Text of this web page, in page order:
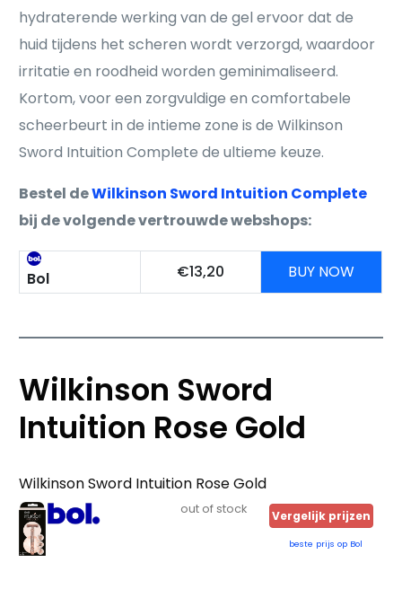
hydraterende werking van de gel ervoor dat de
huid tijdens het scheren wordt verzorgd, waardoor
irritatie en roodheid worden geminimaliseerd.
Kortom, voor een zorgvuldige en comfortabele
scheerbeurt in de intieme zone is de Wilkinson
Sword Intuition Complete de ultieme keuze.
Bestel deWilkinson Sword Intuition Complete
bij de volgende vertrouwde webshops:
Bol €13,20 BUY NOW
Wilkinson Sword
Intuition Rose Gold
Wilkinson Sword Intuition Rose Gold
out of stock Vergelijk prijzen
beste prijs op Bol